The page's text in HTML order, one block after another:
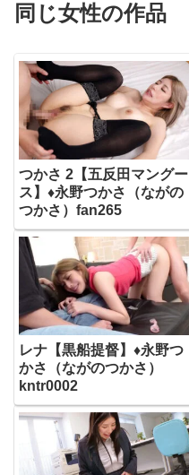
同じ女性の作品
つかさ 2【五反田マングー
ス】♦永野つかさ（ながの
つかさ）fan265
レナ【黒船提督】♦永野つ
かさ（ながのつかさ）
kntr0002